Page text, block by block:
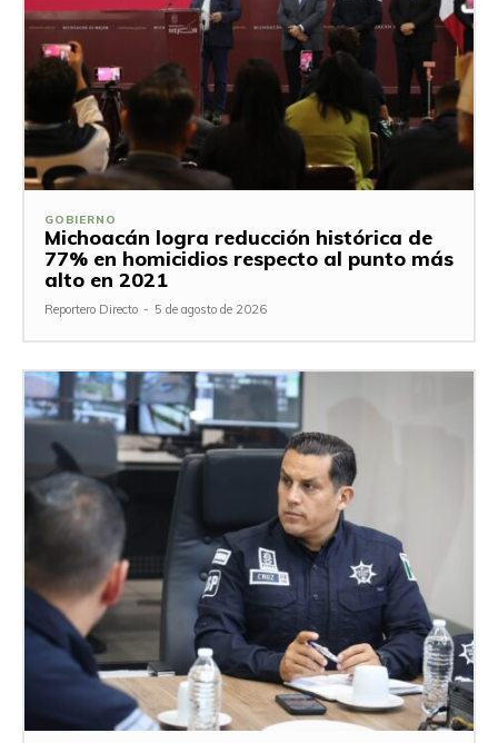
GOBIERNO
Michoacán logra reducción histórica de
77% en homicidios respecto al punto más
alto en 2021
Reportero Directo - 5 de agosto de 2026